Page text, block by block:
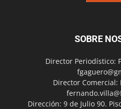
SOBRE
Director Periodístico:
Director Comercial:
Dirección: 9 de Julio 90.